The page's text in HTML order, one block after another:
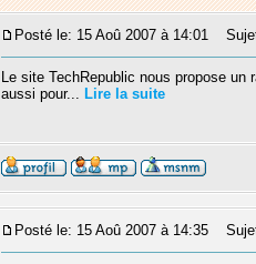
Posté le: 15 Aoû 2007 à 14:01
Le site TechRepublic nous propose
aussi pour... Lire la suite
Posté le: 15 Aoû 2007 à 14:35